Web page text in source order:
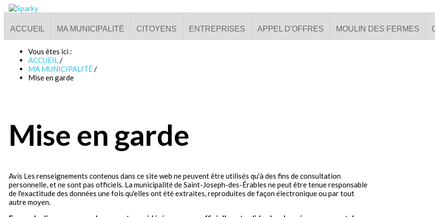
ACCUEIL MA MUNICIPALITÉ CITOYENS ENTREPRISES APPEL D'OFFRES MOULIN DES FERMES
Vous êtes ici :
ACCUEIL/
MA MUNICIPALITÉ/
Mise en garde
Mise en garde
Avis Les renseignements contenus dans ce site web ne peuvent être utilisés qu'à des fins de consultation
personnelle, et ne sont pas officiels. La municipalité de Saint-Joseph-des-Érables ne peut être tenue responsable
de l'exactitude des données une fois qu'elles ont été extraites, reproduites de façon électronique ou par tout
autre moyen.